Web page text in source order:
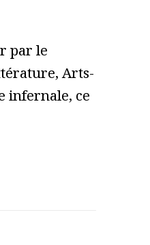
par le
Arts-
infernale, ce